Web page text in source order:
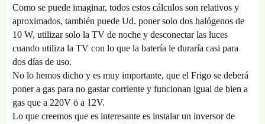
Como se puede imaginar, todos estos cálculos son relativos y
aproximados, también puede Ud. poner solo dos halógenos de
10 W, utilizar solo la TV de noche y desconectar las luces
cuando utiliza la TV con lo que la batería le duraría casi para
dos días de uso.
No lo hemos dicho y es muy importante, que el Frigo se deberá
poner a gas para no gastar corriente y funcionan igual de bien a
gas que a 220V ö a 12V.
Lo que creemos que es interesante es instalar un inversor de